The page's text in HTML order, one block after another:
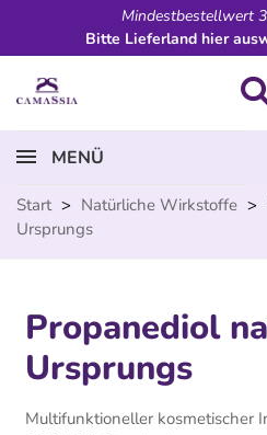
Mindestbestellwert
Bitte Lieferland hier
MENÜ
Start > Natürliche Wirkstoffe >
Ursprungs
Propanediol
Ursprungs
Multifunktioneller kosmetischer